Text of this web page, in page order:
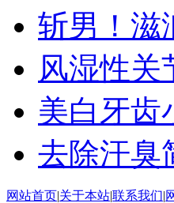
斩男！滋
风湿性关
美白牙齿
去除汗臭
网站首页|关于本站|联系我们|